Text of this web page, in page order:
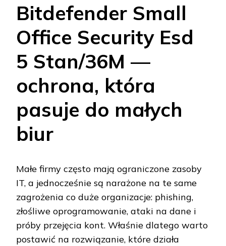
Bitdefender Small
Office Security Esd
5 Stan/36M —
ochrona, która
pasuje do małych
biur
Małe firmy często mają ograniczone zasoby
IT, a jednocześnie są narażone na te same
zagrożenia co duże organizacje: phishing,
złośliwe oprogramowanie, ataki na dane i
próby przejęcia kont. Właśnie dlatego warto
postawić na rozwiązanie, które działa